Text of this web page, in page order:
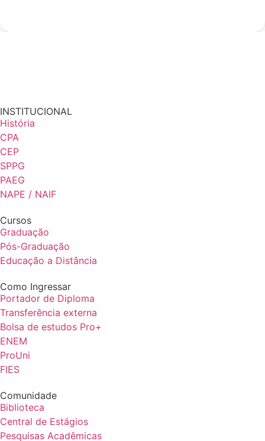
INSTITUCIONAL
História
CPA
CEP
SPPG
PAEG
NAPE / NAIF
Cursos
Graduação
Pós-Graduação
Educação a Distância
Como Ingressar
Portador de Diploma
Transferência externa
Bolsa de estudos Pro+
ENEM
ProUni
FIES
Comunidade
Biblioteca
Central de Estágios
Pesquisas Acadêmicas